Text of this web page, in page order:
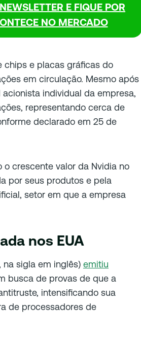
E FIQUE POR
NO MERCADO
chips e placas gráficas do
em circulação. Mesmo após
individual da empresa,
representando cerca de
declarado em 25 de
o crescente valor da Nvidia no
por seus produtos e pela
setor em que a empresa
nos EUA
na sigla em inglês) emitiu
busca de provas de que a
intensificando sua
de processadores de